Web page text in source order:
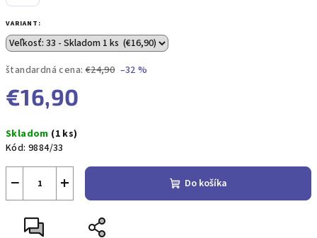
VARIANT:
štandardná cena: €24,90 –32 %
€16,90
cena:
Skladom (1 ks)
Kód: 9884/33
+
− Do košíka